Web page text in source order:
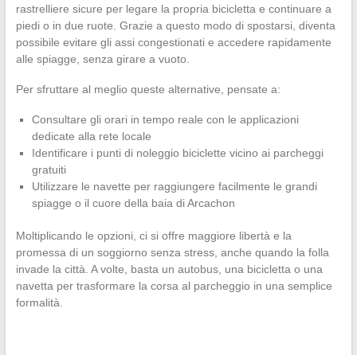
rastrelliere sicure per legare la propria bicicletta e continuare a
piedi o in due ruote. Grazie a questo modo di spostarsi, diventa
possibile evitare gli assi congestionati e accedere rapidamente
alle spiagge, senza girare a vuoto.
Per sfruttare al meglio queste alternative, pensate a:
Consultare gli orari in tempo reale con le applicazioni
dedicate alla rete locale
Identificare i punti di noleggio biciclette vicino ai parcheggi
gratuiti
Utilizzare le navette per raggiungere facilmente le grandi
spiagge o il cuore della baia di Arcachon
Moltiplicando le opzioni, ci si offre maggiore libertà e la
promessa di un soggiorno senza stress, anche quando la folla
invade la città. A volte, basta un autobus, una bicicletta o una
navetta per trasformare la corsa al parcheggio in una semplice
formalità.